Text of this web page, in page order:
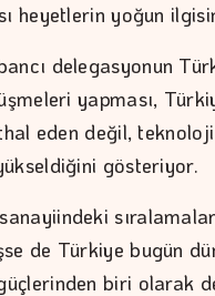
heyetlerin yoğun
delegasyonun
yapması,
eden değil,
gösteriyor.
de Türkiye bugün
biri olarak
cebimizi…